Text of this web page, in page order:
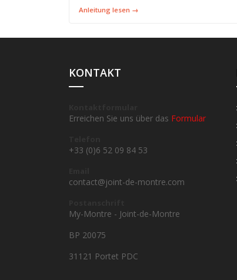
Anleitung lesen →
KONTAKT
Erreichen Sie uns über das Formular
+33 (0)6 52 09 84 53
contact@joint-de-montre.com
My-Montre - Joint-de-Montre
BP 20075
31121 Portet PDC